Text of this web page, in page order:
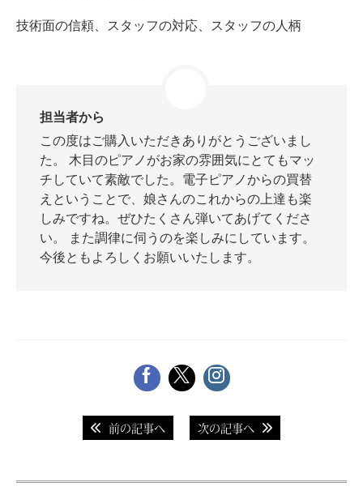
技術面の信頼、スタッフの対応、スタッフの人柄
担当者から
この度はご購入いただきありがとうございまし
た。 木目のピアノがお家の雰囲気にとてもマッ
チしていて素敵でした。電子ピアノからの買替
えということで、娘さんのこれからの上達も楽
しみですね。ぜひたくさん弾いてあげてくださ
い。 また調律に伺うのを楽しみにしています。
今後ともよろしくお願いいたします。
前の記事へ 次の記事へ